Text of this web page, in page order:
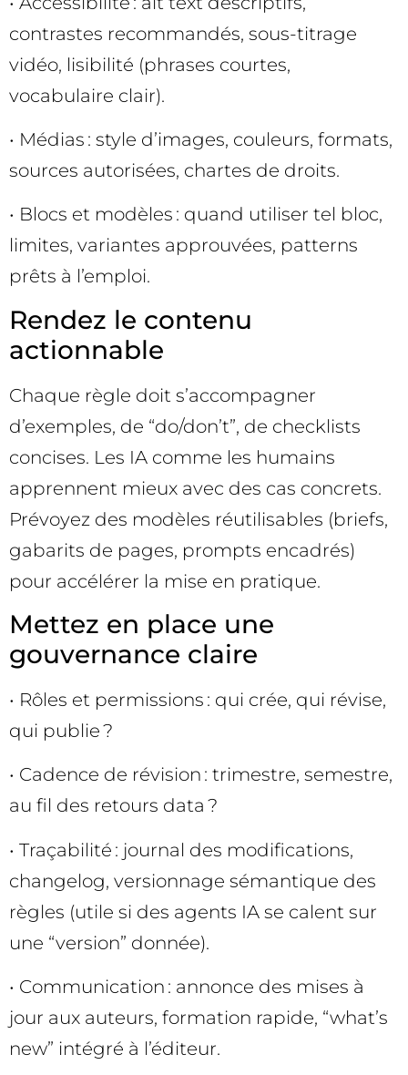
contrastes recommandés, sous-titrage
vidéo, lisibilité (phrases courtes,
vocabulaire clair).
• Médias : style d’images, couleurs, formats,
sources autorisées, chartes de droits.
• Blocs et modèles : quand utiliser tel bloc,
limites, variantes approuvées, patterns
prêts à l’emploi.
Rendez le contenu
actionnable
Chaque règle doit s’accompagner
d’exemples, de “do/don’t”, de checklists
concises. Les IA comme les humains
apprennent mieux avec des cas concrets.
Prévoyez des modèles réutilisables (briefs,
gabarits de pages, prompts encadrés)
pour accélérer la mise en pratique.
Mettez en place une
gouvernance claire
• Rôles et permissions : qui crée, qui révise,
qui publie ?
• Cadence de révision : trimestre, semestre,
au fil des retours data ?
• Traçabilité : journal des modifications,
changelog, versionnage sémantique des
règles (utile si des agents IA se calent sur
une “version” donnée).
• Communication : annonce des mises à
jour aux auteurs, formation rapide, “what’s
new” intégré à l’éditeur.